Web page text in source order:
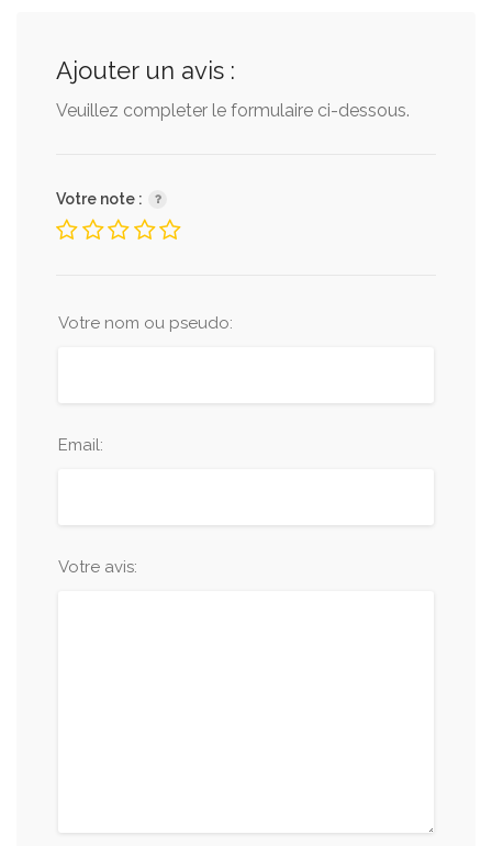
Ajouter un avis :
Veuillez completer le formulaire ci-dessous.
Votre note :
Votre nom ou pseudo:
Email:
Votre avis: